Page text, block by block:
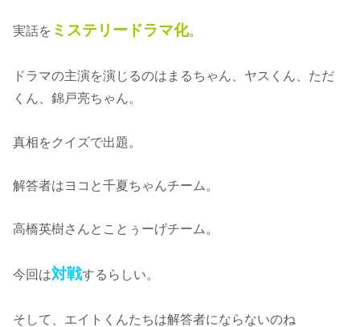
実話を ミステリードラマ化。
ドラマの主演を演じるのはまるちゃん、ヤスくん、ただ
くん、錦戸亮ちゃん。
真相をクイズで出題。
解答者はヨコと千夏ちゃんチーム。
高橋英樹さんとことぅーげチーム。
今回は対戦するらしい。
そして、エイトくんたちは解答者にならないのね